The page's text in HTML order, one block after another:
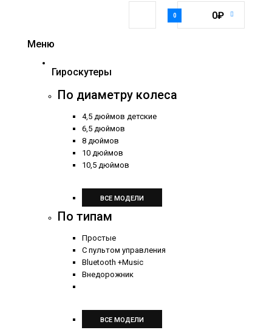
0 0₽
Меню
Гироскутеры
По диаметру колеса
4,5 дюймов детские
6,5 дюймов
8 дюймов
10 дюймов
10,5 дюймов
ВСЕ МОДЕЛИ
По типам
Простые
С пультом управления
Bluetooth +Music
Внедорожник
ВСЕ МОДЕЛИ